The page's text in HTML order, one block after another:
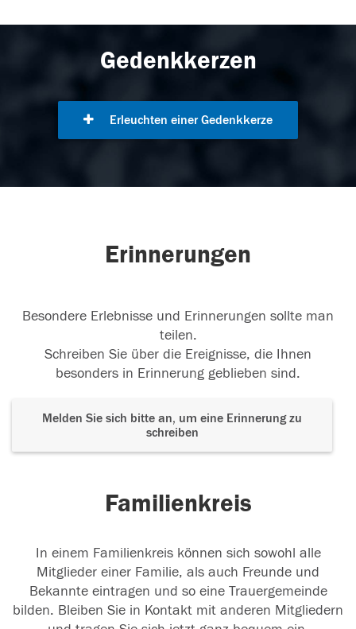
Gedenkkerzen
Erleuchten einer Gedenkkerze
Erinnerungen
Besondere Erlebnisse und Erinnerungen sollte man
teilen.
Schreiben Sie über die Ereignisse, die Ihnen
besonders in Erinnerung geblieben sind.
Melden Sie sich bitte an, um eine Erinnerung zu
schreiben
Familienkreis
In einem Familienkreis können sich sowohl alle
Mitglieder einer Familie, als auch Freunde und
Bekannte eintragen und so eine Trauergemeinde
bilden. Bleiben Sie in Kontakt mit anderen Mitgliedern